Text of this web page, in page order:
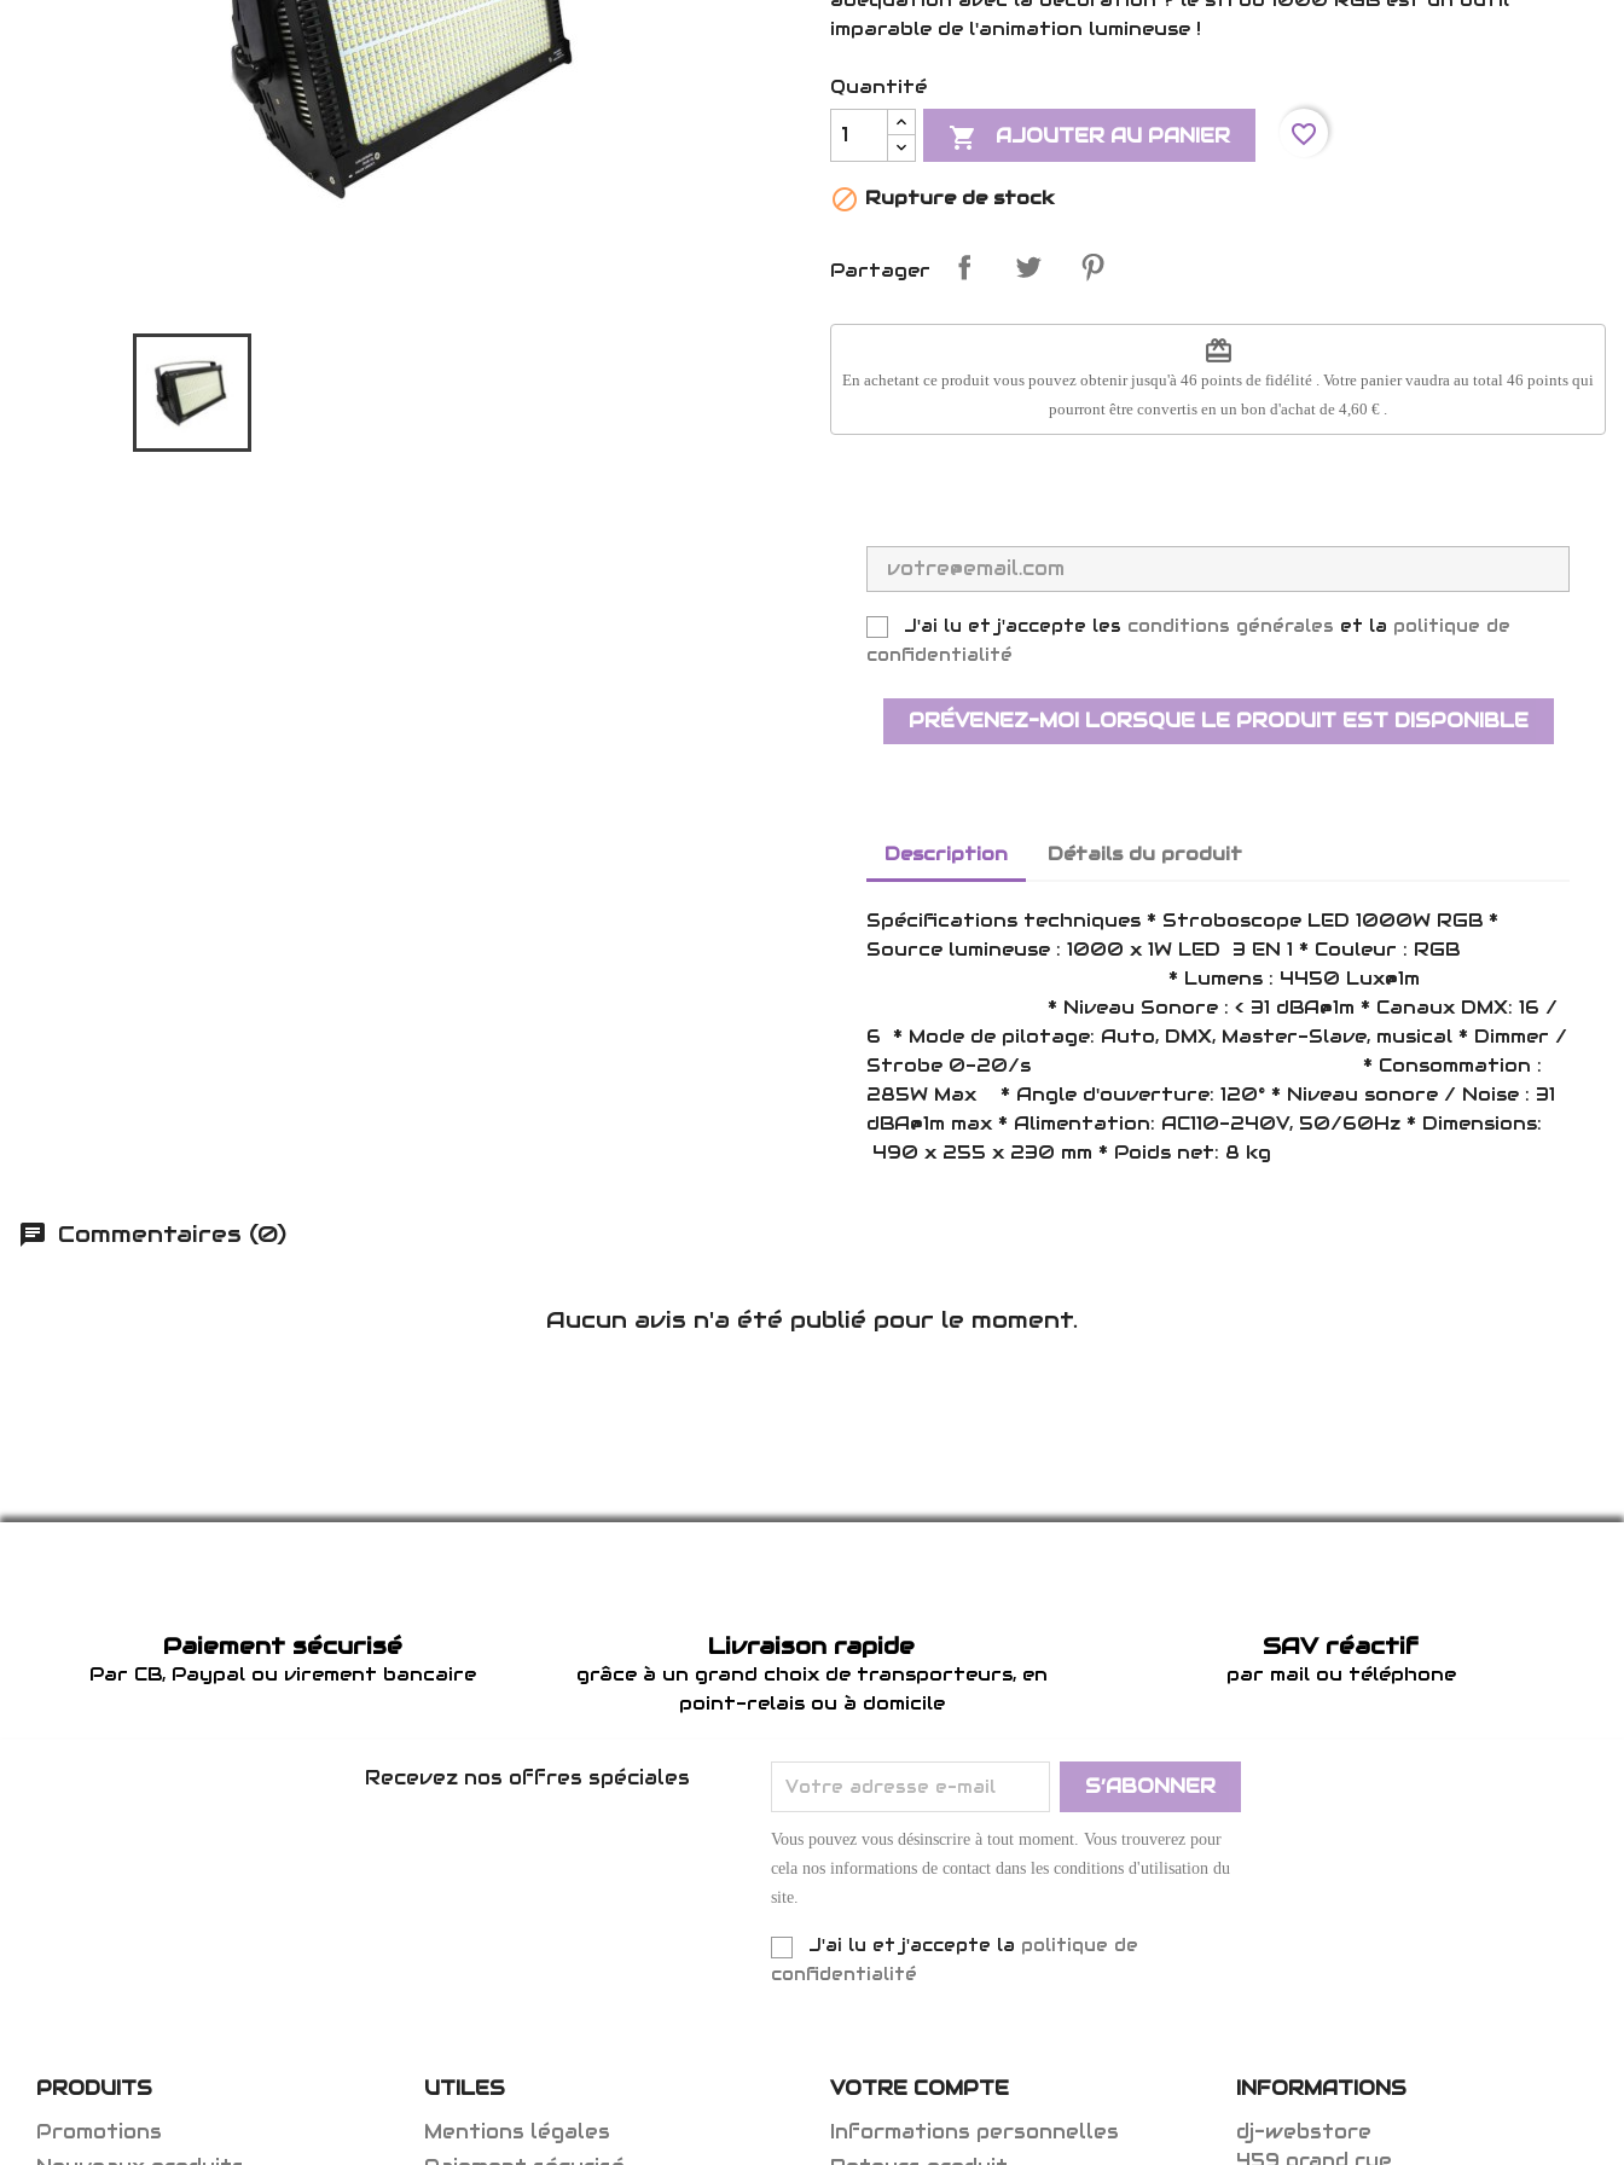
imparable de l'animation lumineuse !
Quantité
 AJOUTER AU PANIER favorite_border
 Rupture de stock
Partager
redeem
En achetant ce produit vous pouvez obtenir jusqu'à 46 points de fidélité . Votre panier vaudra au total 46 points qui
pourront être convertis en un bon d'achat de 4,60 €
J'ai lu et j'accepte les conditions générales et la politique de
confidentialité
PRÉVENEZ-MOI LORSQUE LE PRODUIT EST DISPONIBLE
Description Détails du produit
Spécifications techniques * Stroboscope LED 1000W RGB *
Source lumineuse : 1000 x 1W LED 3 EN 1 * Couleur : RGB
* Lumens : 4450 Lux@1m
* Niveau Sonore : < 31 dBA@1m * Canaux DMX: 16 /
6 * Mode de pilotage: Auto, DMX, Master-Slave, musical * Dimmer /
Strobe 0-20/s * Consommation :
285W Max * Angle d'ouverture: 120° * Niveau sonore / Noise : 31
dBA@1m max * Alimentation: AC110-240V, 50/60Hz * Dimensions:
490 x 255 x 230 mm * Poids net: 8 kg
Commentaires (0)
Aucun avis n'a été publié pour le moment.
Paiement sécurisé
Par CB, Paypal ou virement bancaire
Livraison rapide
grâce à un grand choix de transporteurs, en
point-relais ou à domicile
SAV réactif
par mail ou téléphone
Recevez nos offres spéciales
Vous pouvez vous désinscrire à tout moment. Vous trouverez pour
cela nos informations de contact dans les conditions d'utilisation du
site.
J'ai lu et j'accepte la politique de
confidentialité
PRODUITS
Promotions
UTILES
Mentions légales
VOTRE COMPTE
Informations personnelles
INFORMATIONS
dj-webstore